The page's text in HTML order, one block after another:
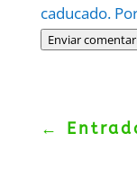
caducado.
Enviar
←